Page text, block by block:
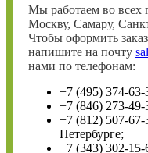
Мы работаем во всех
Москву, Самару,
Чтобы оформить
напишите на почту
нами по телефонам:
+7 (495) 374-
+7 (846) 273-
+7 (812) 507-
Петербурге;
+7 (343) 302-